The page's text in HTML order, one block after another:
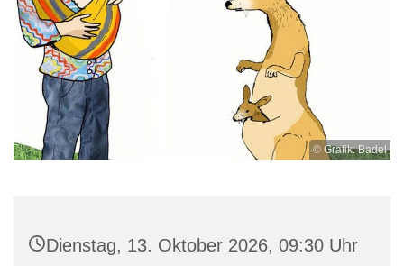
© Grafik: Badel
Dienstag, 13. Oktober 2026, 09:30 Uhr